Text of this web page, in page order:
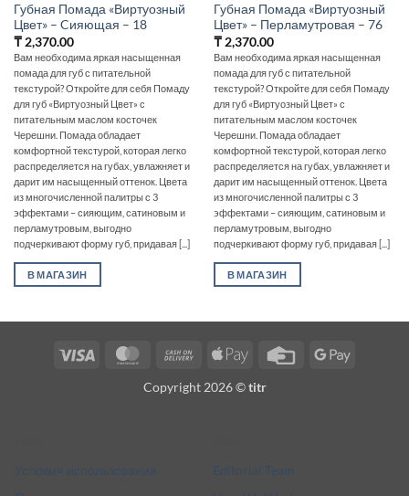
Губная Помада «Виртуозный
Цвет» – Cияющая – 18
₸2,370.00
Вам необходима яркая насыщенная
помада для губ с питательной
текстурой? Откройте для себя Помаду
для губ «Виртуозный Цвет» с
питательным маслом косточек
Черешни. Помада обладает
комфортной текстурой, которая легко
распределяется на губах, увлажняет и
дарит им насыщенный оттенок. Цвета
из многочисленной палитры с 3
эффектами – сияющим, сатиновым и
перламутровым, выгодно
подчеркивают форму губ, придавая [...]
В МАГАЗИН
Губная Помада «Виртуозный
Цвет» – Перламутровая – 76
₸2,370.00
Вам необходима яркая насыщенная
помада для губ с питательной
текстурой? Откройте для себя Помаду
для губ «Виртуозный Цвет» с
питательным маслом косточек
Черешни. Помада обладает
комфортной текстурой, которая легко
распределяется на губах, увлажняет и
дарит им насыщенный оттенок. Цвета
из многочисленной палитры с 3
эффектами – сияющим, сатиновым и
перламутровым, выгодно
подчеркивают форму губ, придавая [...]
В МАГАЗИН
Visa MasterCardCash
Delivery
Apple
Credit
Google
Copyright 2026 ©titr
Условия использования
Editorial Team